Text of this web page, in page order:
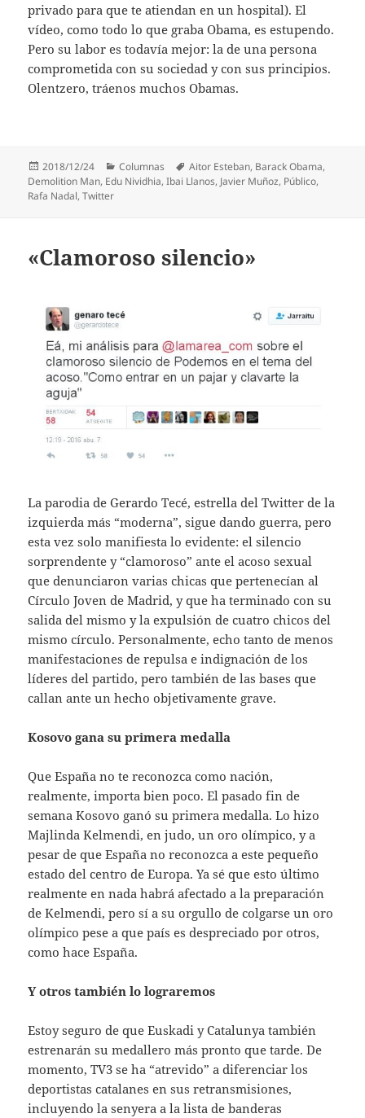
privado para que te atiendan en un hospital). El
vídeo, como todo lo que graba Obama, es estupendo.
Pero su labor es todavía mejor: la de una persona
comprometida con su sociedad y con sus principios.
Olentzero, tráenos muchos Obamas.
Publicado
el
2018/12/24 Categorías
Columnas Etiquetas
Aitor Esteban, Barack Obama,
Demolition Man, Edu Nividhia,Ibai Llanos, Javier Muñoz, Público,
Rafa Nadal,Twitter
«Clamoroso silencio»
La parodia de Gerardo Tecé, estrella del Twitter de la
izquierda más “moderna”, sigue dando guerra, pero
esta vez solo manifiesta lo evidente: el silencio
sorprendente y “clamoroso” ante el acoso sexual
que denunciaron varias chicas que pertenecían al
Círculo Joven de Madrid, y que ha terminado con su
salida del mismo y la expulsión de cuatro chicos del
mismo círculo. Personalmente, echo tanto de menos
manifestaciones de repulsa e indignación de los
líderes del partido, pero también de las bases que
callan ante un hecho objetivamente grave.
Kosovo gana su primera medalla
Que España no te reconozca como nación,
realmente, importa bien poco. El pasado fin de
semana Kosovo ganó su primera medalla. Lo hizo
Majlinda Kelmendi, en judo, un oro olímpico, y a
pesar de que España no reconozca a este pequeño
estado del centro de Europa. Ya sé que esto último
realmente en nada habrá afectado a la preparación
de Kelmendi, pero sí a su orgullo de colgarse un oro
olímpico pese a que país es despreciado por otros,
como hace España.
Y otros también lo lograremos
Estoy seguro de que Euskadi y Catalunya también
estrenarán su medallero más pronto que tarde. De
momento, TV3 se ha “atrevido” a diferenciar los
deportistas catalanes en sus retransmisiones,
incluyendo la senyera a la lista de banderas